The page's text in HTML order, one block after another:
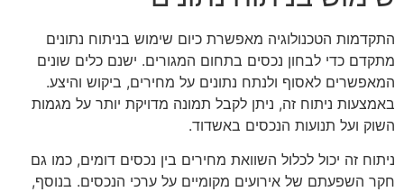
התקדמות הטכנולוגיה מאפשרת כיום שימוש בניתוח נתונים
מתקדם כדי לבחון נכסים בתחום המגורים. ישנם כלים שונים
המאפשרים לאסוף ולנתח נתונים על מחירים, ביקוש והיצע.
באמצעות ניתוח זה, ניתן לקבל תמונה מדויקת יותר על מגמות
השוק ועל תנועות הנכסים באשדוד.
ניתוח זה יכול לכלול השוואת מחירים בין נכסים דומים, כמו גם
חקר השפעתם של אירועים מקומיים על ערכי הנכסים. בנוסף,